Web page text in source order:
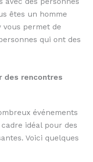
êtes un homme
vous permet de
qui ont des
des rencontres
événements
idéal pour des
Voici quelques